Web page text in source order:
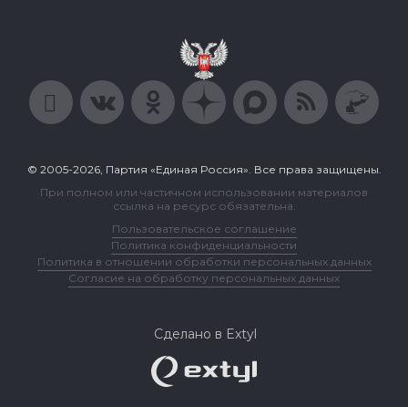
© 2005-2026, Партия «Единая Россия». Все права защищены.
При полном или частичном использовании материалов
ссылка на ресурс обязательна.
Пользовательское соглашение
Политика конфиденциальности
Политика в отношении обработки персональных данных
Согласие на обработку персональных данных
Сделано в Extyl